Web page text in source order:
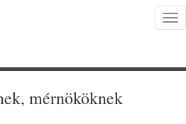
mérnököknek